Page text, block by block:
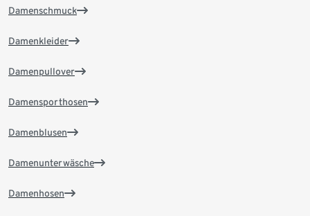
Damenschmuck
Damenkleider
Damenpullover
Damensporthosen
Damenblusen
Damenunterwäsche
Damenhosen